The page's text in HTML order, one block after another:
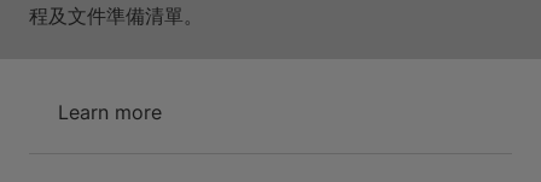
程及文件準備清單。
Learn more